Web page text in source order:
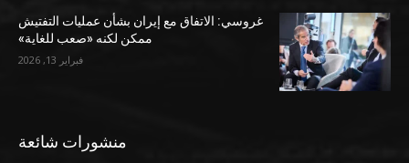
غروسي: الاتفاق مع إيران بشأن عمليات التفتيش
ممكن لكنه «صعب للغاية»
فبراير 13, 2026
منشورات شائعة